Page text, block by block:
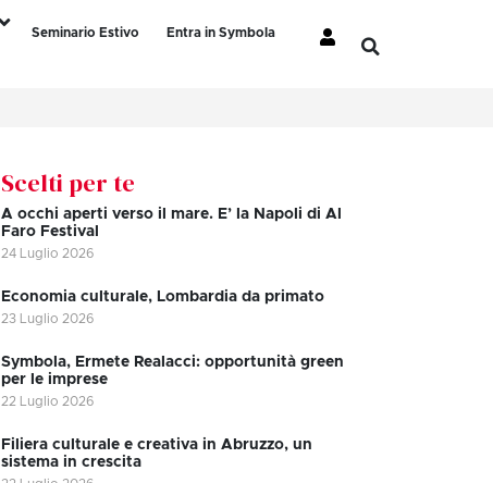
Seminario Estivo
Entra in Symbola
Scelti per te
A occhi aperti verso il mare. E’ la Napoli di Al
Faro Festival
24 Luglio 2026
Economia culturale, Lombardia da primato
23 Luglio 2026
Symbola, Ermete Realacci: opportunità green
per le imprese
22 Luglio 2026
Filiera culturale e creativa in Abruzzo, un
sistema in crescita